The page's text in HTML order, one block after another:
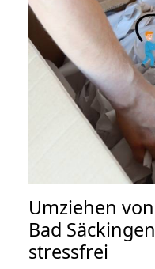
Umziehen von
Bad Säckingen
stressfrei